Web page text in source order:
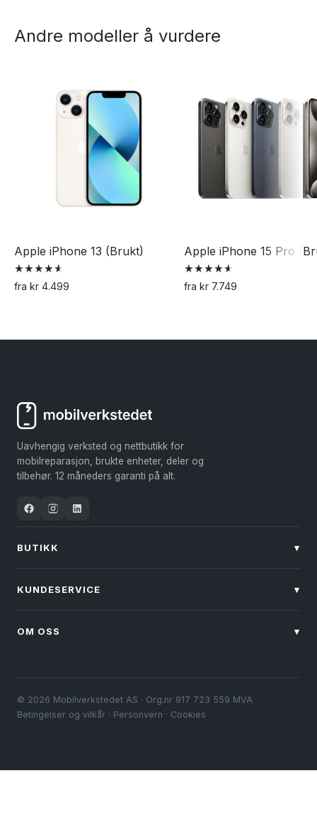
Andre modeller å vurdere
Apple iPhone 13 (Brukt)
Vurdert
4.62
fra kr 4.499
har
kan
på
produktsiden
Apple iPhone 15 Pro
Vurdert
4.67
fra kr7.749
har
på
Uavhengig verksted og nettbutikk for
mobilreparasjon, brukte enheter, deler og
tilbehør. 12 måneders garanti på alt.
BUTIKK ▾
KUNDESERVICE ▾
OM OSS ▾
© 2026 Mobilverkstedet AS · Org.nr 917 723 559 MVA
Betingelser og vilkår · Personvern · Cookies